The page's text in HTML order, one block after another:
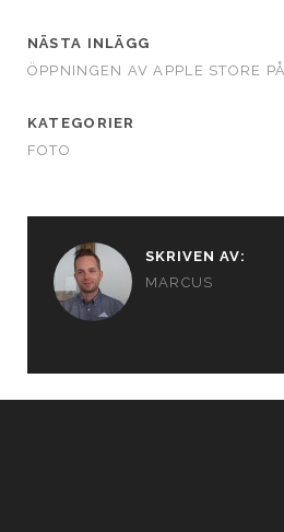
NÄSTA INLÄGG
ÖPPNINGEN AV APPLE STORE
KATEGORIER
FOTO
SKRIVEN AV:
MARCUS